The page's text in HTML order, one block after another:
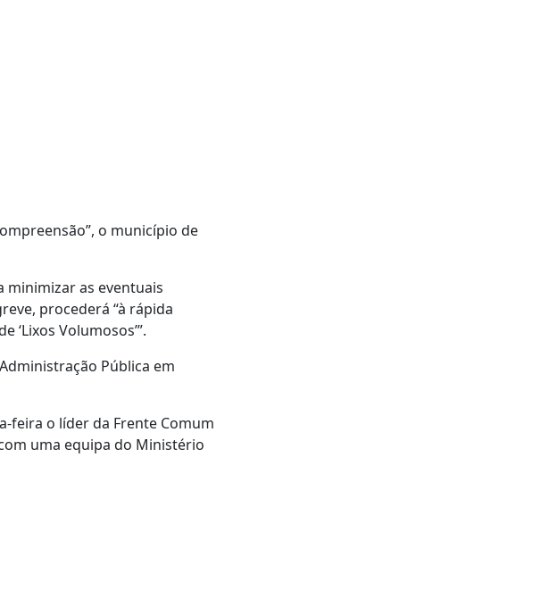
o município de
minimizar as eventuais
procederá “à rápida
Volumosos’”.
Pública em
feira o líder da Frente Comum
uma equipa do Ministério